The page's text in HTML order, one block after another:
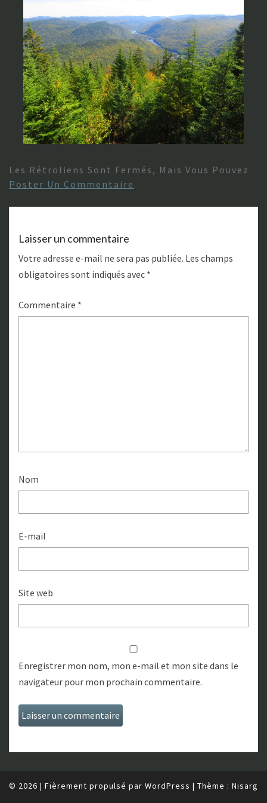
Les Rétroliens Sont Fermés, Mais Vous Pouvez
Poster Un Commentaire .
Laisser un commentaire
Votre adresse e-mail ne sera pas publiée. Les champs
obligatoires sont indiqués avec *
Commentaire *
Nom
E-mail
Site web
Enregistrer mon nom, mon e-mail et mon site dans le
navigateur pour mon prochain commentaire.
© 2026 | Fièrement propulsé par WordPress | Thème : Nisarg